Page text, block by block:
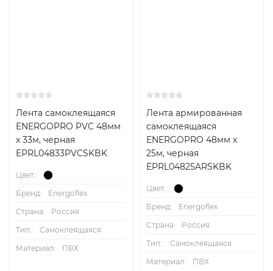
Лента самоклеящаяся
ENERGOPRO PVC 48мм
х 33м, черная
EPRL04833PVCSKBK
Цвет.:
Бренд:
Energoflex
Страна:
Россия
Тип.:
Самоклеящаяся
Материал:
ПВХ
Лента армированная
самоклеящаяся
ENERGOPRO 48мм х
25м, черная
EPRL04825ARSKBK
Цвет.:
Бренд:
Energoflex
Страна:
Россия
Тип.:
Самоклеящаяся
Материал:
ПВХ